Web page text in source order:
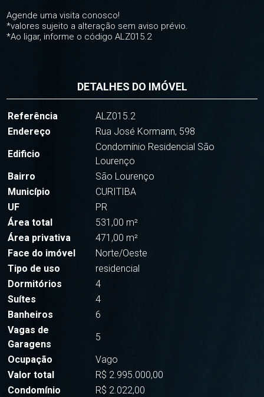
Agende uma visita conosco!
*valores sujeito a alteração sem aviso prévio.
*Ao ligar, informe o código ALZ015.2
DETALHES DO IMÓVEL
Referência
ALZ015.2
Endereço
Rua José Kormann, 598
Edificio
Condomínio Residencial São
Lourenço
Bairro
São Lourenço
Município
CURITIBA
UF
PR
Área total
531,00 m²
Área privativa
471,00 m²
Face do imóvel
Norte/Oeste
Tipo de uso
residencial
Dormitórios
4
Suítes
4
Banheiros
6
Vagas de
Garagens
5
Ocupação
Vago
Valor total
R$ 2.995.000,00
Condomínio
R$ 2.022,00